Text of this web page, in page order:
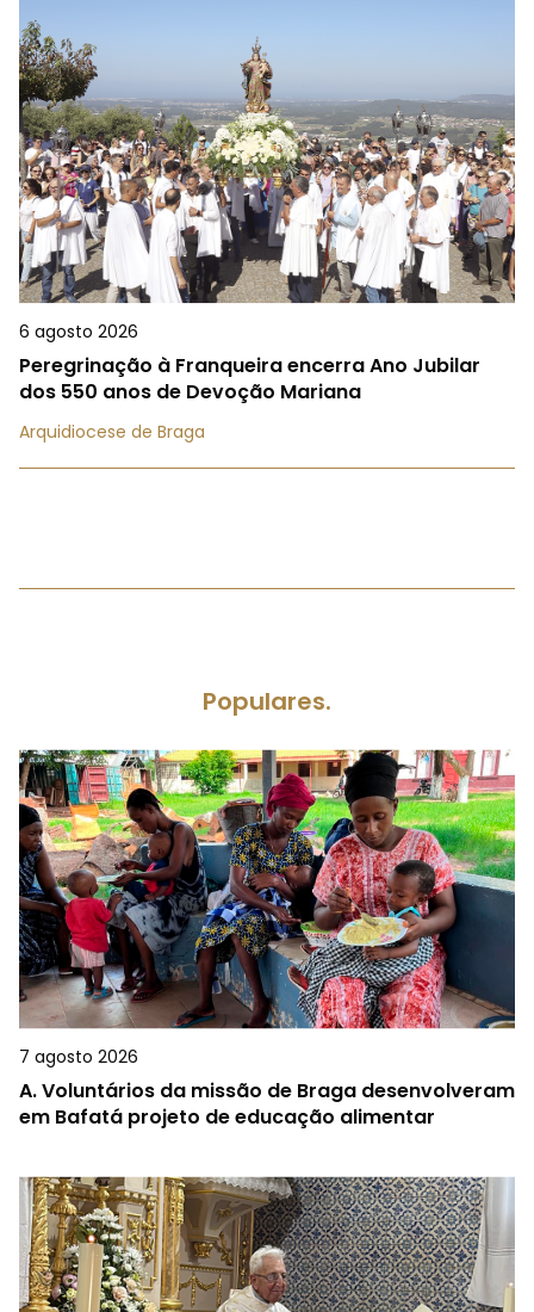
6 agosto 2026
Peregrinação à Franqueira encerra Ano Jubilar
dos 550 anos de Devoção Mariana
Arquidiocese de Braga
Populares.
7 agosto 2026
A.Voluntários da missão de Braga desenvolveram
em Bafatá projeto de educação alimentar